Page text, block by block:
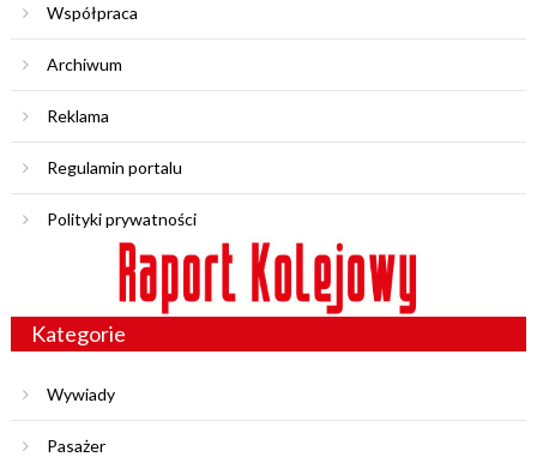
Współpraca
Archiwum
Reklama
Regulamin portalu
Polityki prywatności
Kategorie
Wywiady
Pasażer